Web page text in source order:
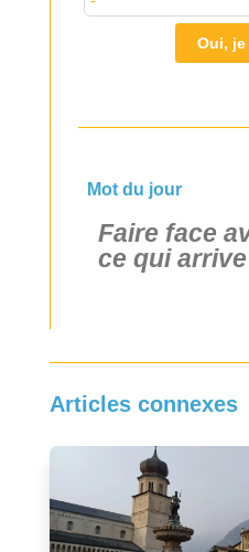
Oui,
Mot du jour
Faire face
ce qui arrive
Articles connexes